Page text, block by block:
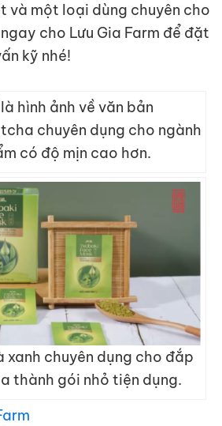
và một loại dùng chuyên cho
cho Lưu Gia Farm để đặt
kỹ nhé!
chuyên dụng cho ngành
có độ mịn cao hơn.
chuyên dụng cho đắp
thành gói nhỏ tiện dụng.